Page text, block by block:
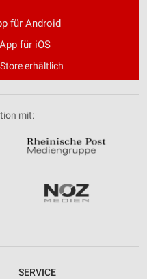
für Android
für iOS
erhältlich
mit:
SERVICE